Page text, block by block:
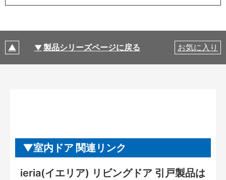
製品シリーズページに戻る お気に入り
室内ドア 関連リンク
ieria(イエリア) リビングドア 引戸製品は